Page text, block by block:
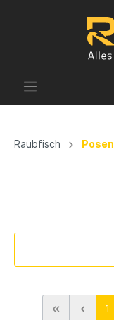
Raubfisch Posen
1